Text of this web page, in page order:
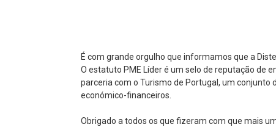
É com grande orgulho que informamos que a
O estatuto PME Líder é um selo de reputação de
parceria com o Turismo de Portugal, um conjunto
económico-financeiros.
Obrigado a todos os que fizeram com que mais